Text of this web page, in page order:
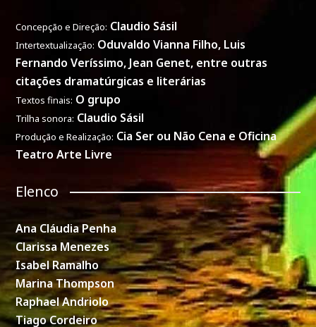
Concepção e Direção: Claudio Sásil
Intertextualização: Oduvaldo Vianna Filho, Luis
Fernando Veríssimo, Jean Genet, entre outras
citações dramatúrgicas e literárias
Textos finais: O grupo
Trilha sonora: Claudio Sásil
Produção e Realização: Cia Ser ou Não Cena e Oficina
Teatro Arte Livre
Elenco
Ana Cláudia Penha
Clarissa Menezes
Isabel Ramalho
Marina Thompson
Raphael Andriolo
Tiago Cordeiro